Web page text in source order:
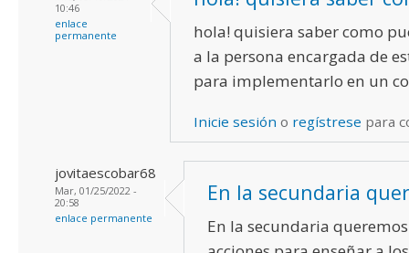
10:46
enlace
permanente
hola! quisiera saber como
a la persona encargada de
para implementarlo en un
Inicie sesión o regístrese para
jovitaescobar68
Mar, 01/25/2022 -
20:58
enlace permanente
En la secundaria
En la secundaria